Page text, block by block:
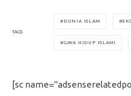
TAGS
DUNIA ISLAM
GAYA HIDUP ISLAMI
[sc